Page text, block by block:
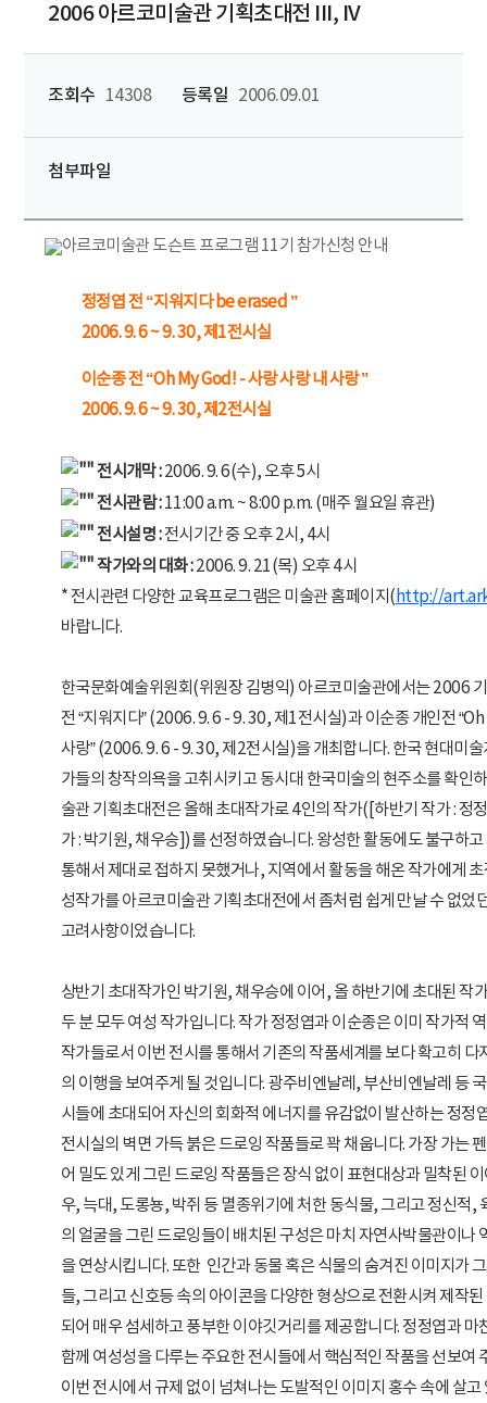
2006 아르코미술관 기획초대전 III, IV
조회수 14308 등록일 2006.09.01
첨부파일
정정엽 전 “지워지다 be erased ”
2006. 9. 6 ~ 9. 30, 제1전시실
이순종 전 “Oh My God! - 사랑 사랑 내 사랑 ”
2006. 9. 6 ~ 9. 30, 제2전시실
전시개막 :2006. 9. 6(수), 오후 5시
전시관람 :11:00 a.m. ~ 8:00 p.m. (매주 월요일 휴관)
전시설명 :전시기간 중 오후 2시, 4시
작가와의 대화 :2006. 9. 21(목) 오후 4시
* 전시관련 다양한 교육프로그램은 미술관 홈페이지 (http://
바랍니다.
한국문화예술위원회(위원장 김병익) 아르코미술관에서는 2006
전 “지워지다” (2006. 9. 6 - 9. 30, 제1전시실)과 이순종 개인전
사랑” (2006. 9. 6 - 9. 30, 제2전시실)을 개최합니다. 한국 현대미
가들의 창작의욕을 고취시키고 동시대 한국미술의 현주소를 확인
술관 기획초대전은 올해 초대작가로 4인의 작가([하반기 작가 : 정
가 : 박기원, 채우승])를 선정하였습니다. 왕성한 활동에도 불구하
통해서 제대로 접하지 못했거나, 지역에서 활동을 해온 작가에게
성작가를 아르코미술관 기획초대전에서 좀처럼 쉽게 만날 수 없었
고려사항이었습니다.
상반기 초대작가인 박기원, 채우승에 이어, 올 하반기에 초대된 작
두 분 모두 여성 작가입니다. 작가 정정엽과 이순종은 이미 작가적
작가들로서 이번 전시를 통해서 기존의 작품세계를 보다 확고히 다
의 이행을 보여주게 될 것입니다. 광주비엔날레, 부산비엔날레 등
시들에 초대되어 자신의 회화적 에너지를 유감없이 발산하는 정정
전시실의 벽면 가득 붉은 드로잉 작품들로 꽉 채웁니다. 가장 가는
어 밀도 있게 그린 드로잉 작품들은 장식 없이 표현대상과 밀착된
우, 늑대, 도롱뇽, 박쥐 등 멸종위기에 처한 동식물, 그리고 정신적,
의 얼굴을 그린 드로잉들이 배치된 구성은 마치 자연사박물관이나
을 연상시킵니다. 또한 인간과 동물 혹은 식물의 숨겨진 이미지가
들, 그리고 신호등 속의 아이콘을 다양한 형상으로 전환시켜 제작
되어 매우 섬세하고 풍부한 이야깃거리를 제공합니다. 정정엽과 마
함께 여성성을 다루는 주요한 전시들에서 핵심적인 작품을 선보여
이번 전시에서 규제 없이 넘쳐나는 도발적인 이미지 홍수 속에 살고